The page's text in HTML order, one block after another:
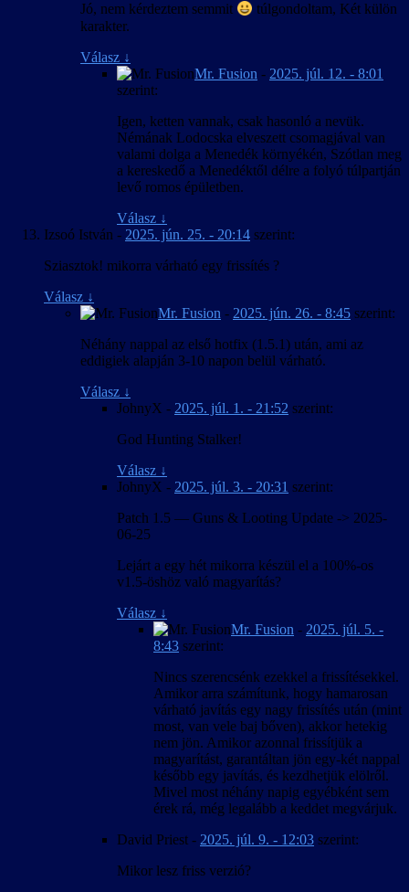
Jó, nem kérdeztem semmit
túlgondoltam, Két külön
karakter.
Válasz ↓
Mr. Fusion - 2025. júl. 12. - 8:01
szerint:
Igen, ketten vannak, csak hasonló a nevük.
Némának Lodocska elveszett csomagjával van
valami dolga a Menedék környékén, Szótlan meg
a kereskedő a Menedéktől délre a folyó túlpartján
levő romos épületben.
Válasz ↓
Izsoó István - 2025. jún. 25. - 20:14 szerint:
Sziasztok! mikorra várható egy frissítés ?
Válasz ↓
Mr. Fusion - 2025. jún. 26. - 8:45 szerint:
Néhány nappal az első hotfix (1.5.1) után, ami az
eddigiek alapján 3-10 napon belül várható.
Válasz ↓
JohnyX - 2025. júl. 1. - 21:52 szerint:
God Hunting Stalker!
Válasz ↓
JohnyX - 2025. júl. 3. - 20:31 szerint:
Patch 1.5 — Guns & Looting Update -> 2025-
06-25
Lejárt a egy hét mikorra készül el a 100%-os
v1.5-öshöz való magyarítás?
Válasz ↓
Mr. Fusion - 2025. júl. 5. -
8:43 szerint:
Nincs szerencsénk ezekkel a frissítésekkel.
Amikor arra számítunk, hogy hamarosan
várható javítás egy nagy frissítés után (mint
most, van vele baj bőven), akkor hetekig
nem jön. Amikor azonnal frissítjük a
magyarítást, garantáltan jön egy-két nappal
később egy javítás, és kezdhetjük elölről.
Mivel most néhány napig egyébként sem
érek rá, még legalább a keddet megvárjuk.
David Priest - 2025. júl. 9. - 12:03 szerint:
Mikor lesz friss verzió?